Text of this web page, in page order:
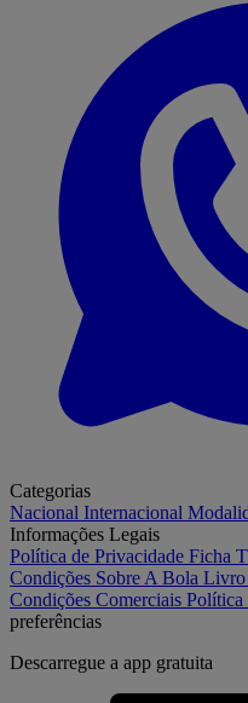
Categorias
Nacional Internacional
Informações Legais
Política de Privacidade Ficha
Condições Sobre A Bola Livro
Condições Comerciais Política
preferências
Descarregue a app gratuita